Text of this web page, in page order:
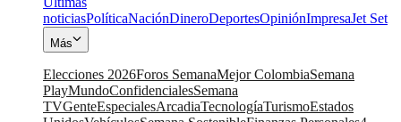
noticiasPolíticaNaciónDineroDeportesOpiniónImpresaJet Set
Más
Elecciones 2026Foros SemanaMejor ColombiaSemana
PlayMundoConfidencialesSemana
TVGenteEspecialesArcadiaTecnologíaTurismoEstados